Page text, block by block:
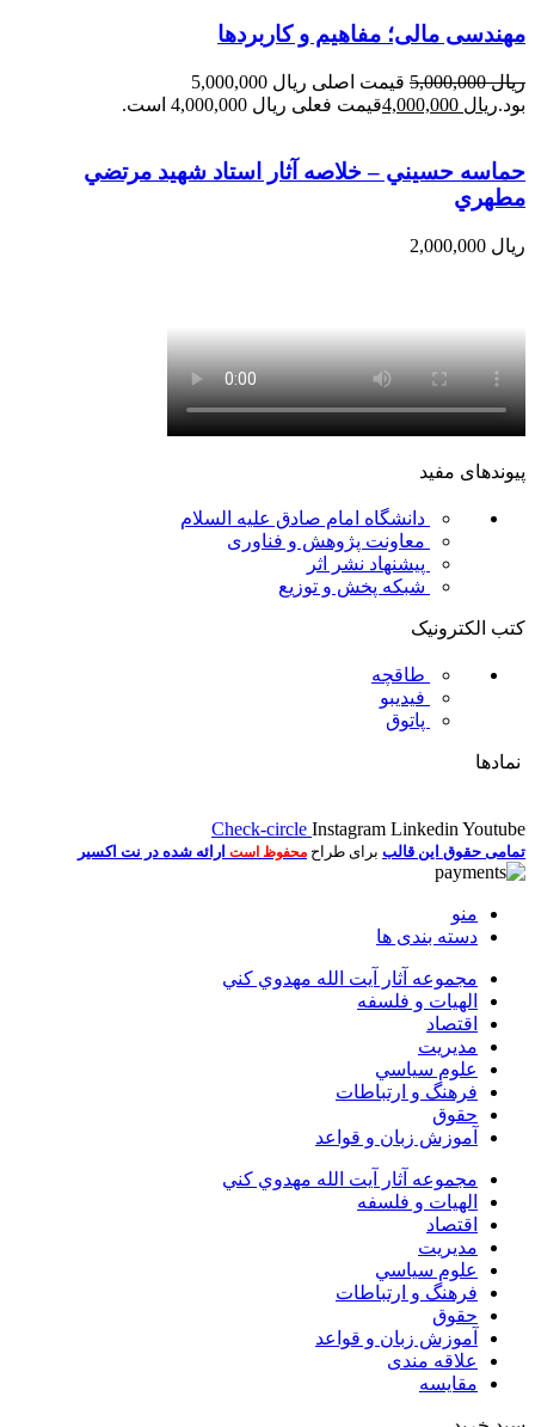
مهندسی مالی؛ مفاهیم و کاربردها
ریال5,000,000
قیمت اصلی ریال 5,000,000
بود.ریال قیمت فعلی ریال 4,000,000 است.
حماسه حسيني – خلاصه آثار استاد شهيد مرتضي
مطهري
ریال
پیوندهای مفید
دانشگاه امام صادق علیه السلام
معاونت پژوهش و فناوری
پیشنهاد نشر اثر
شبکه پخش و توزیع
کتب الکترونیک
طاقچه
فیدیبو
پاتوق
نمادها
Check-circle Instagram Linkedin Youtube
تمامی حقوق این قالب برای طراح محفوظ است ارائه شده در نت اکسیر
منو
دسته بندی ها
مجموعه آثار آيت الله مهدوي كني
الهیات و فلسفه
اقتصاد
مديريت
علوم سياسي
فرهنگ و ارتباطات
حقوق
آموزش زبان و قواعد
مجموعه آثار آيت الله مهدوي كني
الهیات و فلسفه
اقتصاد
مديريت
علوم سياسي
فرهنگ و ارتباطات
حقوق
آموزش زبان و قواعد
علاقه مندی
مقایسه